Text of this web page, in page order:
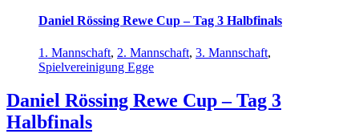
Daniel Rössing Rewe Cup – Tag 3 Halbfinals
1. Mannschaft, 2. Mannschaft, 3. Mannschaft,
Spielvereinigung Egge
Daniel Rössing Rewe Cup – Tag 3
Halbfinals